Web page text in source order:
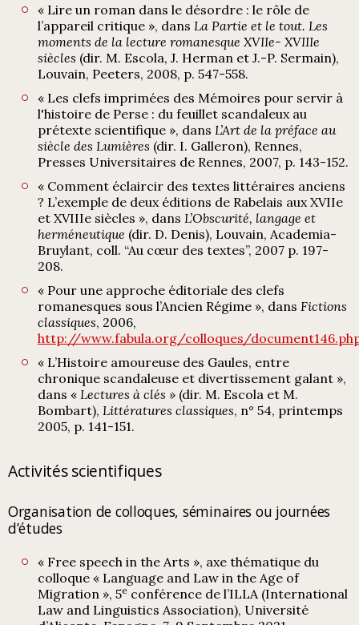
« Lire un roman dans le désordre : le rôle de
l’appareil critique », dans La Partie et le tout. Les
moments de la lecture romanesque XVIIe- XVIIIe
siècles (dir. M. Escola, J. Herman et J.-P. Sermain),
Louvain, Peeters, 2008, p. 547-558.
« Les clefs imprimées des Mémoires pour servir à
l'histoire de Perse : du feuillet scandaleux au
prétexte scientifique », dans L’Art de la préface au
siècle des Lumières (dir. I. Galleron), Rennes,
Presses Universitaires de Rennes, 2007, p. 143-152.
« Comment éclaircir des textes littéraires anciens
? L’exemple de deux éditions de Rabelais aux XVIIe
et XVIIIe siècles », dans L’Obscurité, langage et
herméneutique (dir. D. Denis), Louvain, Academia-
Bruylant, coll. “Au cœur des textes”, 2007 p. 197-
208.
« Pour une approche éditoriale des clefs
romanesques sous l’Ancien Régime », dans Fictions
classiques, 2006,
http://www.fabula.org/colloques/
« L’Histoire amoureuse des Gaules, entre
chronique scandaleuse et divertissement galant »,
dans « Lectures à clés »(dir. M. Escola et M.
Bombart), Littératures classiques, n° 54, printemps
2005, p. 141-151.
Activités scientifiques
Organisation de colloques, séminaires ou journées
d’études
« Free speech in the Arts », axe thématique du
colloque « Language and Law in the Age of
Migration », 5econférence de l’ILLA (International
Law and Linguistics Association), Université